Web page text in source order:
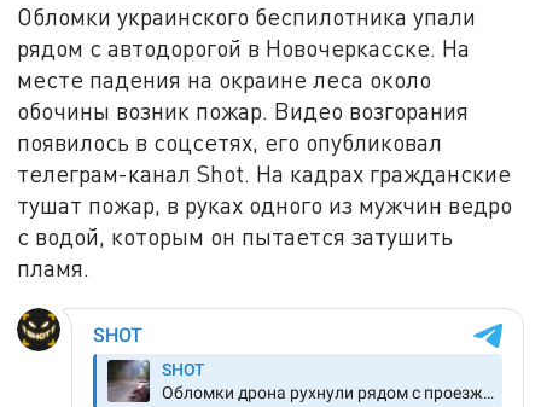
Обломки украинского беспилотника упали
рядом с автодорогой в Новочеркасске. На
месте падения на окраине леса около
обочины возник пожар. Видео возгорания
появилось в соцсетях, его опубликовал
телеграм-канал Shot. На кадрах гражданские
тушат пожар, в руках одного из мужчин ведро
с водой, которым он пытается затушить
пламя.